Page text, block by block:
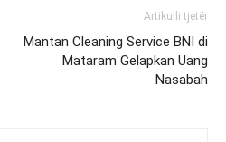
Artikulli tjetër
Mantan Cleaning Service BNI di
Mataram Gelapkan Uang
Nasabah